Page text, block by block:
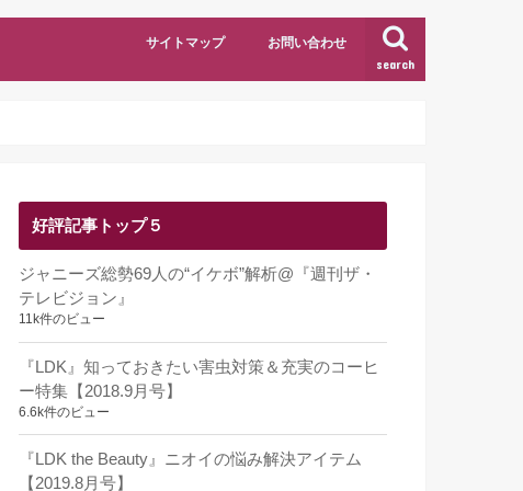
search
サイトマップ お問い合わせ
好評記事トップ５
ジャニーズ総勢69人の“イケボ”解析@『週刊ザ・
テレビジョン』
11k件のビュー
『LDK』知っておきたい害虫対策＆充実のコーヒ
ー特集【2018.9月号】
6.6k件のビュー
『LDK the Beauty』ニオイの悩み解決アイテム
【2019.8月号】